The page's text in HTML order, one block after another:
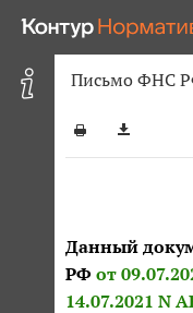
Письмо ФНС
Данный
РФ от
14.07.2021 N